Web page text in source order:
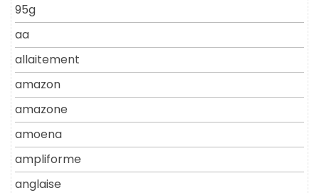
95g
aa
allaitement
amazon
amazone
amoena
ampliforme
anglaise